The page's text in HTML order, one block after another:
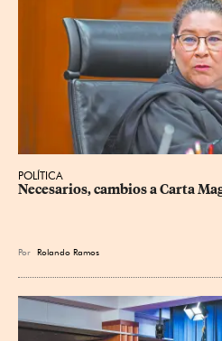
POLÍTICA
Necesarios, cambios a Carta
Por Rolando Ramos